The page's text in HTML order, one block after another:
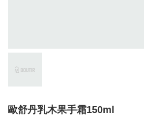
歐舒丹乳木果手霜150ml